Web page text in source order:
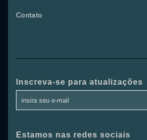
Contato
Inscreva-se para atualizações
Estamos nas redes sociais